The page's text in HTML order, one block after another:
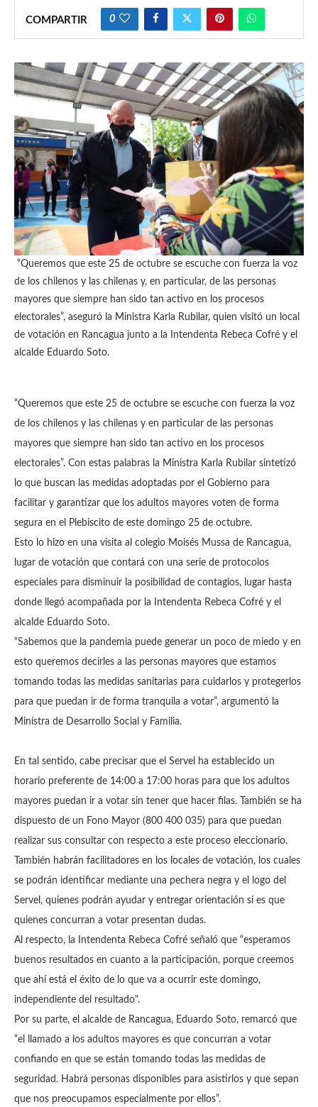
COMPARTIR 0
“Queremos que este 25 de octubre se escuche con fuerza la voz
de los chilenos y las chilenas y, en particular, de las personas
mayores que siempre han sido tan activo en los procesos
electorales”, aseguró la Ministra Karla Rubilar, quien visitó un local
de votación en Rancagua junto a la Intendenta Rebeca Cofré y el
alcalde Eduardo Soto.
“Queremos que este 25 de octubre se escuche con fuerza la voz
de los chilenos y las chilenas y en particular de las personas
mayores que siempre han sido tan activo en los procesos
electorales”. Con estas palabras la Ministra Karla Rubilar sintetizó
lo que buscan las medidas adoptadas por el Gobierno para
facilitar y garantizar que los adultos mayores voten de forma
segura en el Plebiscito de este domingo 25 de octubre.
Esto lo hizo en una visita al colegio Moisés Mussa de Rancagua,
lugar de votación que contará con una serie de protocolos
especiales para disminuir la posibilidad de contagios, lugar hasta
donde llegó acompañada por la Intendenta Rebeca Cofré y el
alcalde Eduardo Soto.
“Sabemos que la pandemia puede generar un poco de miedo y en
esto queremos decirles a las personas mayores que estamos
tomando todas las medidas sanitarias para cuidarlos y protegerlos
para que puedan ir de forma tranquila a votar”, argumentó la
Ministra de Desarrollo Social y Familia.
En tal sentido, cabe precisar que el Servel ha establecido un
horario preferente de 14:00 a 17:00 horas para que los adultos
mayores puedan ir a votar sin tener que hacer filas. También se ha
dispuesto de un Fono Mayor (800 400 035) para que puedan
realizar sus consultar con respecto a este proceso eleccionario.
También habrán facilitadores en los locales de votación, los cuales
se podrán identificar mediante una pechera negra y el logo del
Servel, quienes podrán ayudar y entregar orientación si es que
quienes concurran a votar presentan dudas.
Al respecto, la Intendenta Rebeca Cofré señaló que “esperamos
buenos resultados en cuanto a la participación, porque creemos
que ahí está el éxito de lo que va a ocurrir este domingo,
independiente del resultado".
Por su parte, el alcalde de Rancagua, Eduardo Soto, remarcó que
“el llamado a los adultos mayores es que concurran a votar
confiando en que se están tomando todas las medidas de
seguridad. Habrá personas disponibles para asistirlos y que sepan
que nos preocupamos especialmente por ellos”.